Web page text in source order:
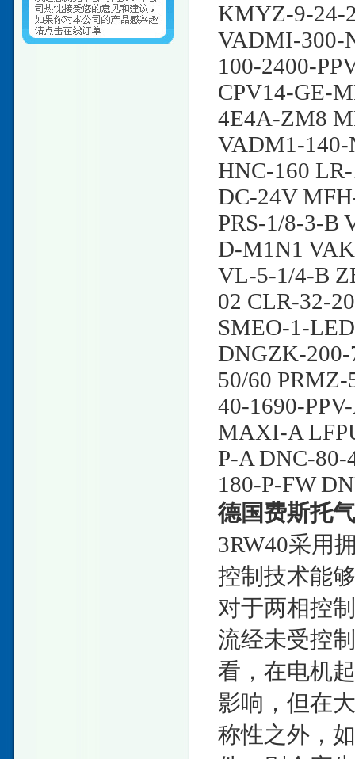
KMYZ-9-24-
VADMI-300-
100-2400-
CPV14-GE-
4E4A-ZM8
VADM1-140-
HNC-160
DC-24V
PRS-1/8-3-B
D-M1N1
VL-5-1/4-B
02 CLR-32-
SMEO-1-
DNGZK-200-
50/60
40-1690-
MAXI-A
P-A DNC-80-
180-P-FW
德国费斯托
3RW40采用
控制技术能
对于两相控
流经未受控
看，在电机
影响，但在
称性之外，